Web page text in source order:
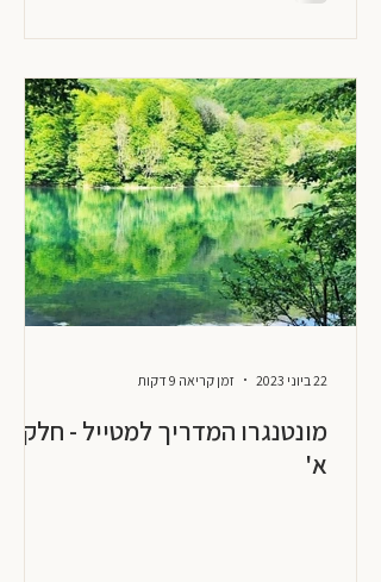
מונטנגרו המדריך למטייל - חלק
א'
22 ביוני 2023 זמן קריאה 9 דקות